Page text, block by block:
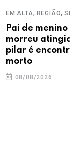
EM ALTA, REGIÃO,
Pai de menino
morreu
pilar é
morto
08/08/2026